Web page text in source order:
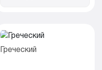
Греческий